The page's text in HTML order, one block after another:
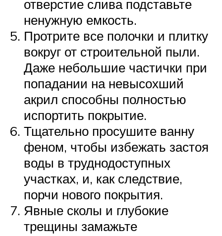
отверстие слива подставьте
ненужную емкость.
Протрите все полочки и плитку
вокруг от строительной пыли.
Даже небольшие частички при
попадании на невысохший
акрил способны полностью
испортить покрытие.
Тщательно просушите ванну
феном, чтобы избежать застоя
воды в труднодоступных
участках, и, как следствие,
порчи нового покрытия.
Явные сколы и глубокие
трещины замажьте